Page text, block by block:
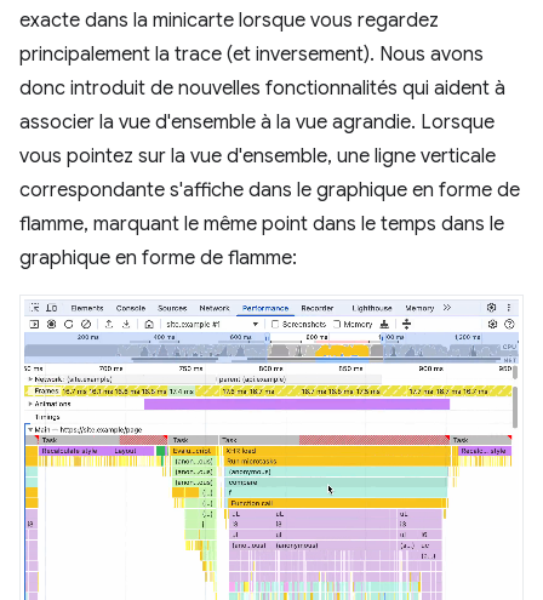
exacte dans la minicarte lorsque vous regardez
principalement la trace (et inversement). Nous avons
donc introduit de nouvelles fonctionnalités qui aident à
associer la vue d'ensemble à la vue agrandie. Lorsque
vous pointez sur la vue d'ensemble, une ligne verticale
correspondante s'affiche dans le graphique en forme de
flamme, marquant le même point dans le temps dans le
graphique en forme de flamme: